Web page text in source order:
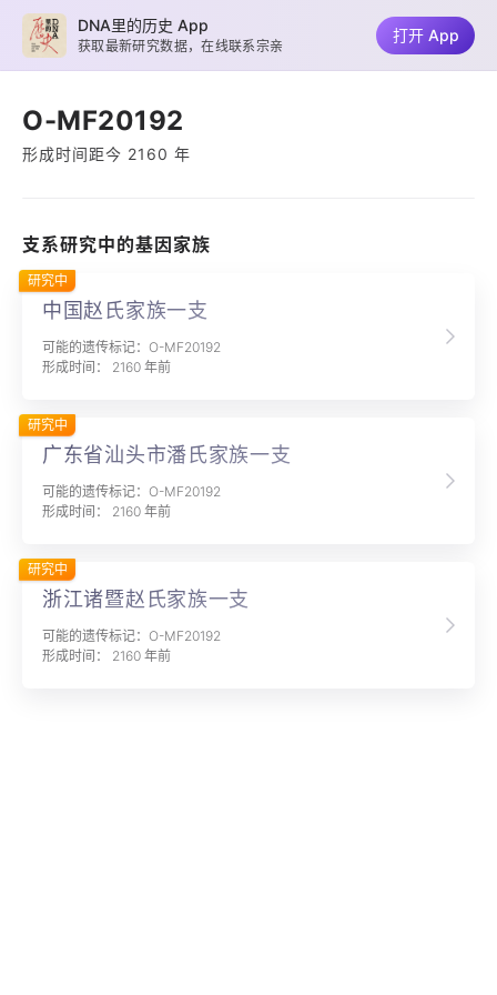
O-MF20192
形成时间距今 2160 年
支系研究中的基因家族
中国赵氏家族一支
可能的遗传标记：O-MF20192
形成时间： 2160 年前
研究中
广东省汕头市潘氏家族一支
可能的遗传标记：O-MF20192
形成时间： 2160 年前
研究中
浙江诸暨赵氏家族一支
可能的遗传标记：O-MF20192
形成时间： 2160 年前
研究中
DNA里的历史 App
获取最新研究数据，在线联系宗亲
打开 App